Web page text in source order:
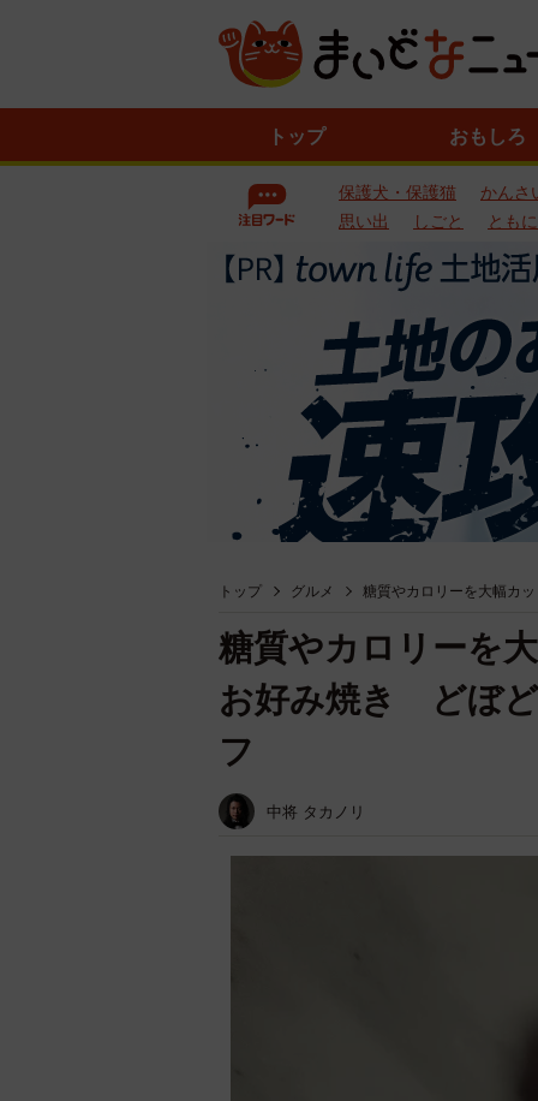
トップ おもしろ
保護犬・保護猫
かんさ
思い出
しごと とも
トップ グルメ 糖質やカロリーを大幅カ
糖質やカロリーを
お好み焼き どぼ
フ
中将 タカノリ